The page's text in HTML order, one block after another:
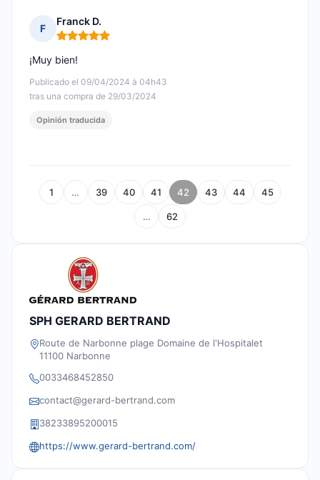
F
Franck D.
Nota: 5 de 5
Publicado el 09/04/2024 à 04h43
tras una compra de 29/03/2024
¡Muy bien!
Opinión traducida
1 … 39 40 41 42 43 44 45
… 62
SPH GERARD BERTRAND
Route de Narbonne plage Domaine de l'Hospitalet
11100 Narbonne
0033468452850
contact@gerard-bertrand.com
38233895200015
https://www.gerard-bertrand.com/